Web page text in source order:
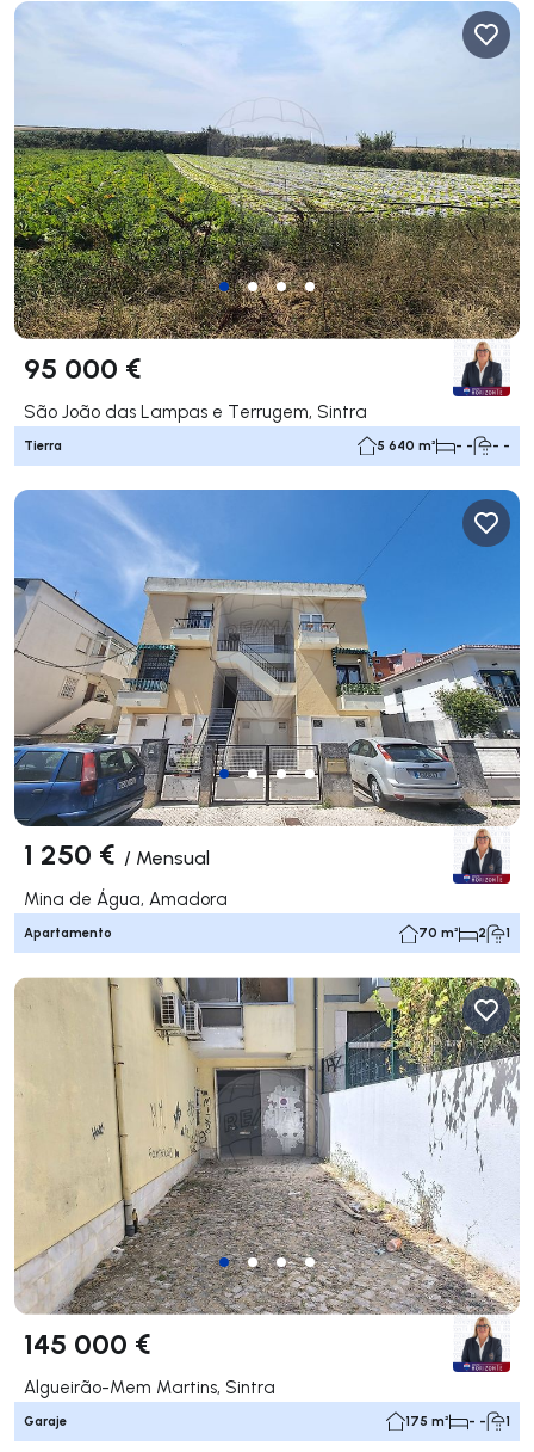
95 000 €
São João das Lampas e Terrugem, Sintra
Tierra 5 640 m² - - - -
1 250 € / Mensual
Mina de Água, Amadora
Apartamento 70 m² 2 1
145 000 €
Algueirão-Mem Martins, Sintra
Garaje 175 m² - - 1